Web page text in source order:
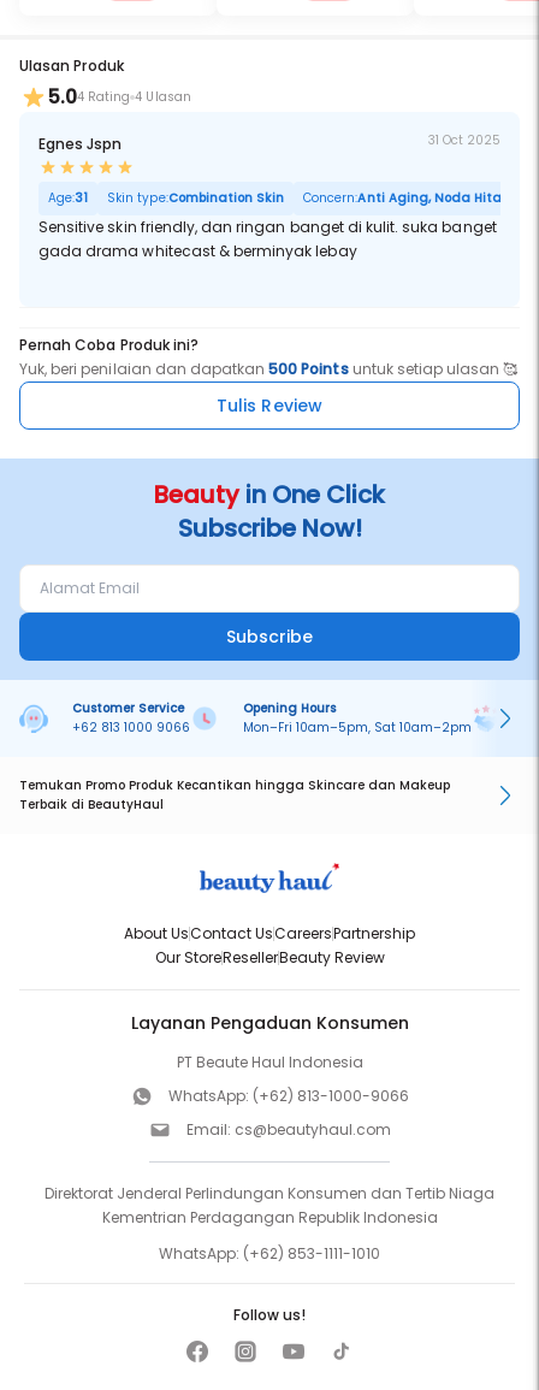
Ulasan Produk
5.04 Rating 4 Ulasan
Egnes Jspn 31 Oct 2025
Age:31 Skin type:Combination Skin Concern:Anti Aging, Noda Hitam,
Sensitive skin friendly, dan ringan banget di kulit. suka banget
gada drama whitecast & berminyak lebay
Pernah Coba Produk ini?
Yuk, beri penilaian dan dapatkan500 Pointsuntuk setiap ulasan 🥰
Tulis Review
Beautyin One Click
Subscribe Now!
Subscribe
Customer Service
+62 813 1000 9066
Opening Hours
Mon–Fri 10am–5pm, Sat 10am–2pm
Temukan Promo Produk Kecantikan hingga Skincare dan Makeup
Terbaik di BeautyHaul
About UsContact UsCareersPartnership
Our StoreResellerBeauty Review
Layanan Pengaduan Konsumen
PT Beaute Haul Indonesia
WhatsApp: (+62) 813-1000-9066
Email: cs@beautyhaul.com
Direktorat Jenderal Perlindungan Konsumen dan Tertib Niaga
Kementrian Perdagangan Republik Indonesia
WhatsApp: (+62) 853-1111-1010
Follow us!